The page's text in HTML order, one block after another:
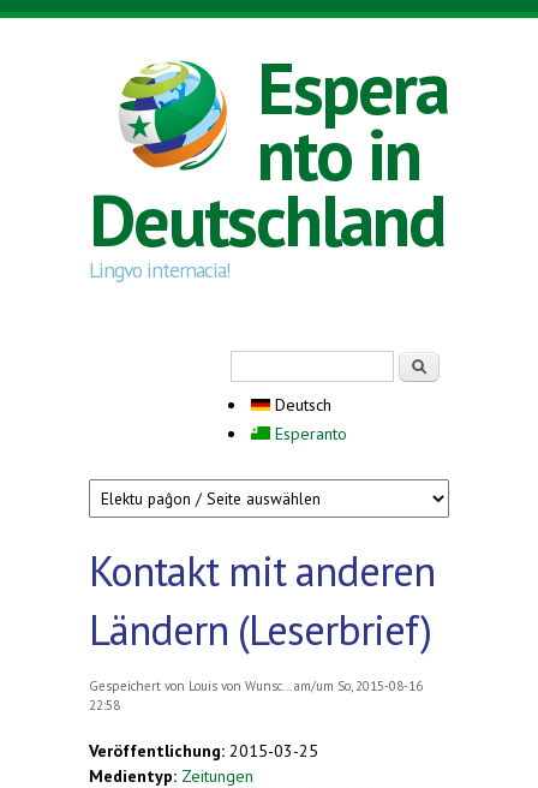
Direkt zum Inhalt
Espera
nto in
Deutschland
Lingvo internacia!
Deutsch
Esperanto
Kontakt mit anderen
Ländern (Leserbrief)
Gespeichert von Louis von Wunsc...
am/um So, 2015-08-16
22:58
Veröffentlichung: 2015-03-25
Medientyp: Zeitungen